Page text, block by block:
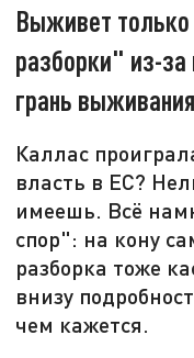
Выживет
разборки" из-за
грань выживания
Каллас
власть в ЕС?
имеешь. Всё
спор": на кону
разборка тоже
внизу
чем кажется.